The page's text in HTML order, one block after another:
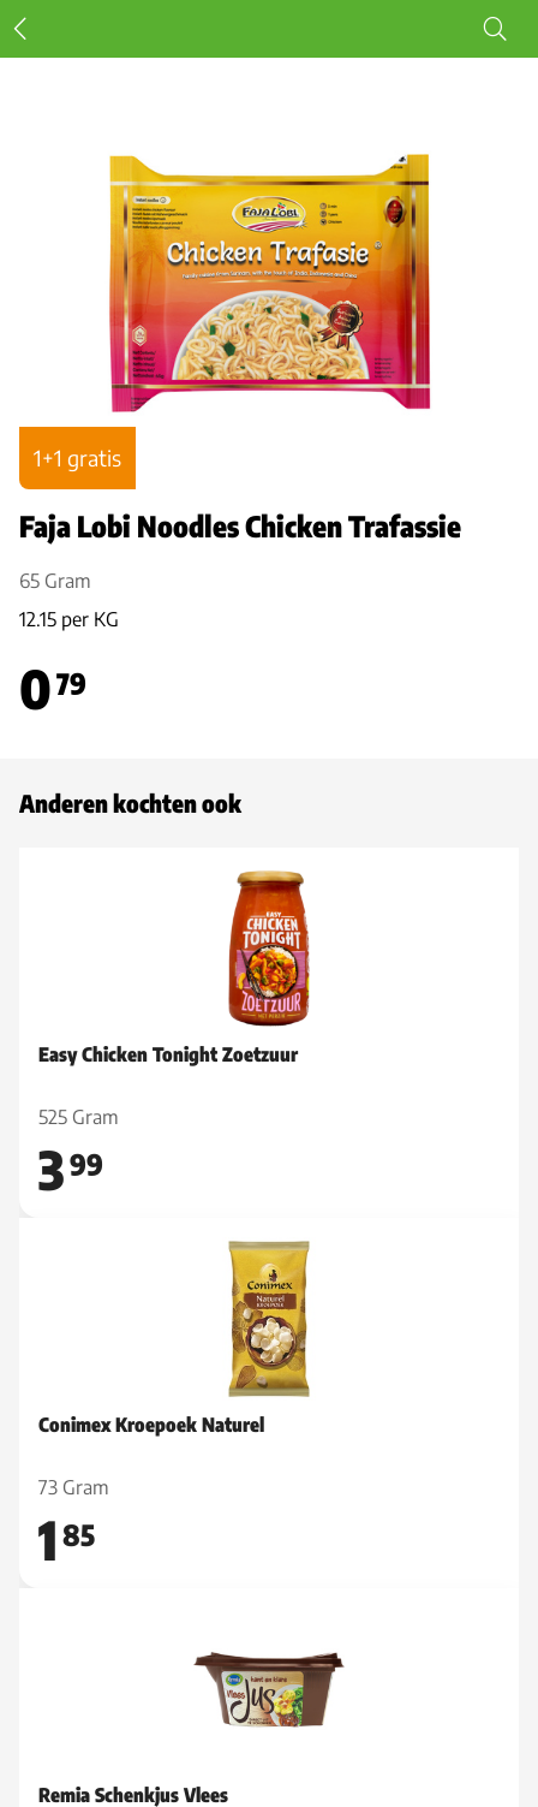
1+1 gratis
Faja Lobi Noodles Chicken Trafassie
65 Gram
12.15 per KG
079
Anderen kochten ook
Easy Chicken Tonight Zoetzuur
525 Gram
399
Conimex Kroepoek Naturel
73 Gram
1 85
Remia Schenkjus Vlees